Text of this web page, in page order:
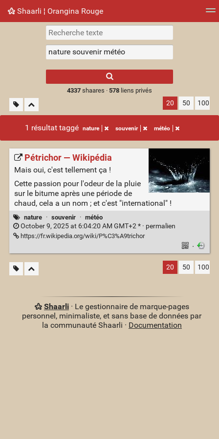
Shaarli ¦ Orangina Rouge
Nuage de tags Mur d'images
results.
4337shaares · 578liens privés
20 50 100
1 résultat taggé nature souvenir météo
Pétrichor — Wikipédia
Mais oui, c'est tellement ça !
Cette passion pour l'odeur de la pluie
sur le bitume après une période de
chaud, cela a un nom ; et c'est "international" !
nature · souvenir · météo
October 9, 2025 at 6:04:20 AM GMT+2 * · permalien
https://fr.wikipedia.org/wiki/P%C3%A9trichor
·
20 50 100
Shaarli· Le gestionnaire de marque-pages
personnel, minimaliste, et sans base de données par
la communauté Shaarli · Documentation